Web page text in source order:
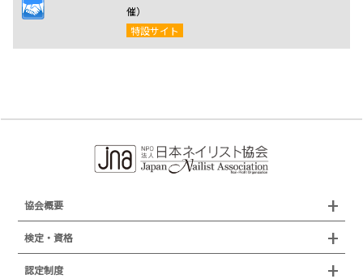
催）
特設サイト
協会概要
組織概要
検定・資格
検定試験
認定制度